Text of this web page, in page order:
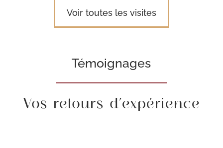
Voir toutes les visites
Témoignages
Vos retours d’expérience